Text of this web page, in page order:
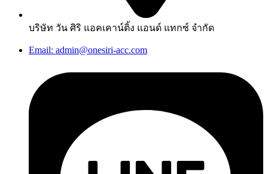
บริษัท วัน ศิริ แอคเคาน์ติ้ง แอนด์ แทกซ์ จำกัด
Email: admin@onesiri-acc.com